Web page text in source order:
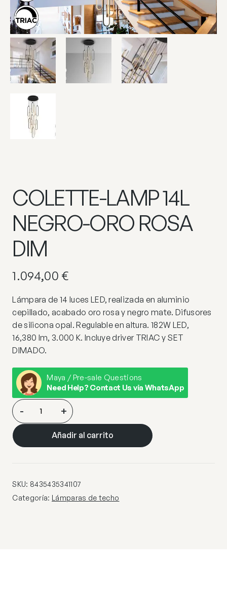
COLETTE-LAMP 14L
NEGRO-ORO ROSA
DIM
1.094,00 €
Lámpara de 14 luces LED, realizada en aluminio
cepillado, acabado oro rosa y negro mate. Difusores
de silicona opal. Regulable en altura. 182W LED,
16,380 lm, 3.000 K. Incluye driver TRIAC y SET
DIMADO.
Maya / Pre-sale Questions
Need Help? Contact Us via WhatsApp
COLETTE-
LAMP
14L
NEGRO-
DIM
cantidad
- +
Añadir al carrito
SKU: 8435435341107
Categoría: Lámparas de techo